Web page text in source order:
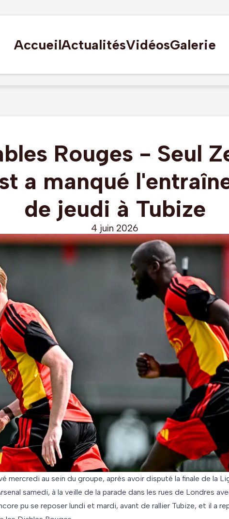
AccueilActualitésVidéosGalerie
Rouges - Seul
a manqué
de jeudi à Tubize
4 juin 2026
mercredi au sein du groupe, après avoir disputé la finale de la
samedi, à la veille de la parade dans les rues de Londres
pu se reposer lundi et mardi, avant de rallier Tubize, et il a